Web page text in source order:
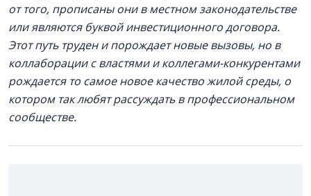
от того, прописаны они в местном законодательстве
или являются буквой инвестиционного договора.
Этот путь труден и порождает новые вызовы, но в
коллаборации с властями и коллегами-конкурентами
рождается то самое новое качество жилой среды, о
котором так любят рассуждать в профессиональном
сообществе.